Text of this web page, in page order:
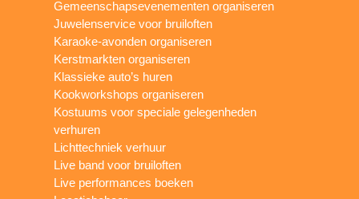
Gemeenschapsevenementen organiseren
Juwelenservice voor bruiloften
Karaoke-avonden organiseren
Kerstmarkten organiseren
Klassieke auto’s huren
Kookworkshops organiseren
Kostuums voor speciale gelegenheden
verhuren
Lichttechniek verhuur
Live band voor bruiloften
Live performances boeken